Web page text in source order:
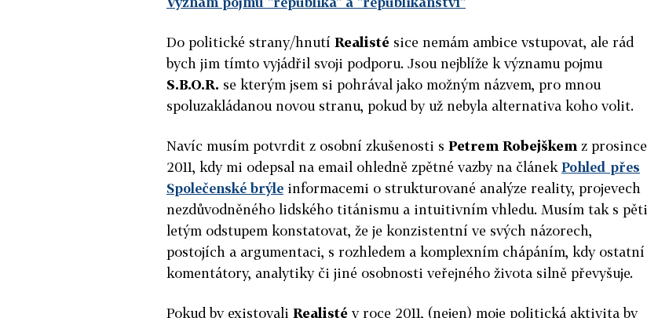
Do politické strany/hnutí Realisté sice nemám ambice vstupovat, ale rád
bych jim tímto vyjádřil svoji podporu. Jsou nejblíže k významu pojmu
S.B.O.R. se kterým jsem si pohrával jako možným názvem, pro mnou
spoluzakládanou novou stranu, pokud by už nebyla alternativa koho volit.
Navíc musím potvrdit z osobní zkušenosti s Petrem Robejškem z prosince
2011, kdy mi odepsal na email ohledně zpětné vazby na článek Pohled přes
Společenské brýle informacemi o strukturované analýze reality, projevech
nezdůvodněného lidského titánismu a intuitivním vhledu. Musím tak s pěti
letým odstupem konstatovat, že je konzistentní ve svých názorech,
postojích a argumentaci, s rozhledem a komplexním chápáním, kdy ostatní
komentátory, analytiky či jiné osobnosti veřejného života silně převyšuje.
Pokud by existovali Realisté v roce 2011, (nejen) moje politická aktivita by